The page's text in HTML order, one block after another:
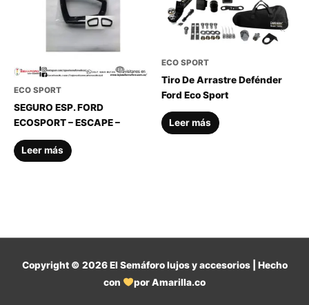
ECO SPORT
SEGURO ESP. FORD
ECOSPORT – ESCAPE –
Leer más
ECO SPORT
Tiro De Arrastre Defénder
Ford Eco Sport
Leer más
Copyright © 2026El Semáforo lujos y accesorios| Hecho
con
por Amarilla.co